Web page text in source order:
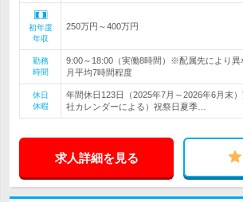
初年度
年収
250万円～400万円
勤務
時間
9:00～18:00（実働8時間）※配属先により
月平均7時間程度
休日
休暇
年間休日123日（2025年7月～2026年6月末
社カレンダーによる）祝祭日夏季…
求人詳細を見る